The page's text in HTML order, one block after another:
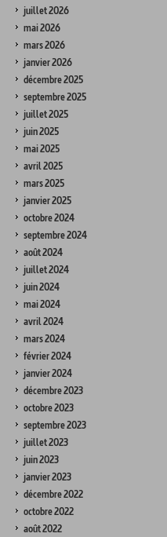
juillet 2026
mai 2026
mars 2026
janvier 2026
décembre 2025
septembre 2025
juillet 2025
juin 2025
mai 2025
avril 2025
mars 2025
janvier 2025
octobre 2024
septembre 2024
août 2024
juillet 2024
juin 2024
mai 2024
avril 2024
mars 2024
février 2024
janvier 2024
décembre 2023
octobre 2023
septembre 2023
juillet 2023
juin 2023
janvier 2023
décembre 2022
octobre 2022
août 2022